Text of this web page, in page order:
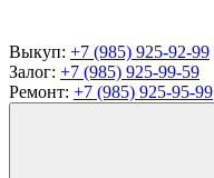
Выкуп: +7 (985) 925-92-99
Залог: +7 (985) 925-99-59
Ремонт: +7 (985) 925-95-99